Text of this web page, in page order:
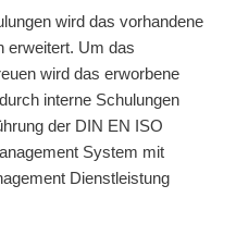
wird das vorhandene
erweitert. Um das
wird das erworbene
interne Schulungen
der DIN EN ISO
System mit
Dienstleistung